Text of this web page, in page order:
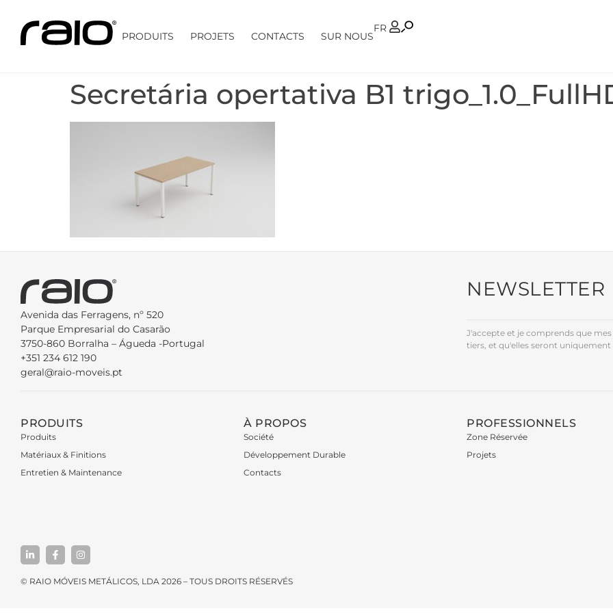
PRODUITS PROJETS CONTACTS SUR NOUS
FR
PT
Secretária opertativa B1
Avenida das Ferragens, nº 520
Parque Empresarial do Casarão
3750-860 Borralha – Águeda -Portugal
+351 234 612 190
geral@raio-moveis.pt
NEWSLETTER
J'accepte et je comprends que
tiers, et qu'elles seront
PRODUITS
Produits
Matériaux & Finitions
Entretien & Maintenance
À PROPOS
Société
Développement Durable
Contacts
PROFESSIONNELS
Zone Réservée
Projets
© RAIO MÓVEIS METÁLICOS, LDA 2026 – TOUS DROITS RÉSERVÉS